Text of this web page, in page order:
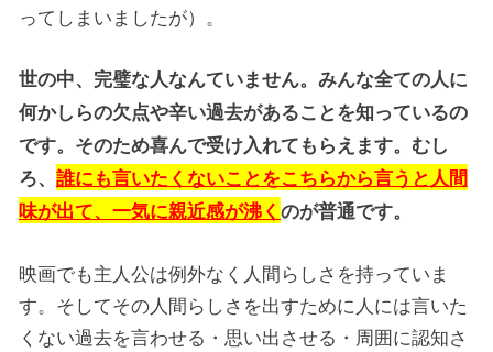
ってしまいましたが）。
世の中、完璧な人なんていません。みんな全ての人に
何かしらの欠点や辛い過去があることを知っているの
です。 そのため喜んで受け入れてもらえます。むし
ろ、 誰にも言いたくないことをこちらから言うと人間
味が出て、一気に親近感が沸く のが普通です。
映画でも主人公は例外なく人間らしさを持っていま
す。そしてその人間らしさを出すために人には言いた
くない過去を言わせる・思い出させる・周囲に認知さ